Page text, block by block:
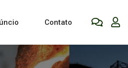
Contato